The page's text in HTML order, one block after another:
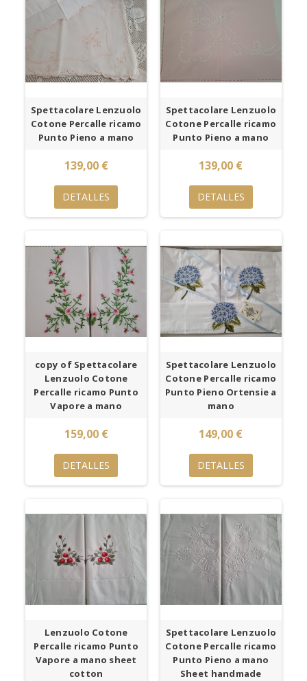
Spettacolare Lenzuolo
Cotone Percalle ricamo
Punto Pieno a mano
139,00 €
DETALLES
Spettacolare Lenzuolo
Cotone Percalle ricamo
Punto Pieno a mano
139,00 €
DETALLES
copy of Spettacolare
Lenzuolo Cotone
Percalle ricamo Punto
Vapore a mano
159,00 €
DETALLES
Spettacolare Lenzuolo
Cotone Percalle ricamo
Punto Pieno Ortensie a
mano
149,00 €
DETALLES
Lenzuolo Cotone
Percalle ricamo Punto
Vapore a mano sheet
cotton
Spettacolare Lenzuolo
Cotone Percalle ricamo
Punto Pieno a mano
Sheet handmade